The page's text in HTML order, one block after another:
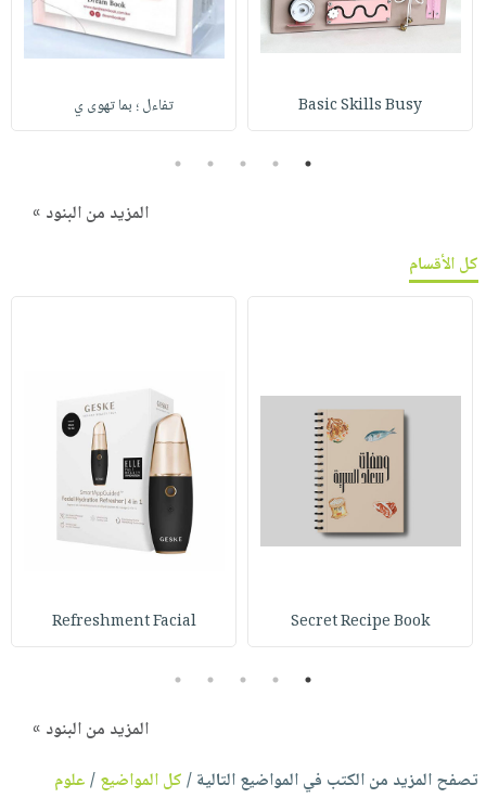
Basic Skills Busy تفاءل ؛ بما تهوى ي
1
2
3
4
5
المزيد من البنود »
كل الأقسام
Secret Recipe Book
Refreshment Facial
1
2
3
4
5
المزيد من البنود »
تصفح المزيد من الكتب في المواضيع التالية /كل المواضيع/علوم